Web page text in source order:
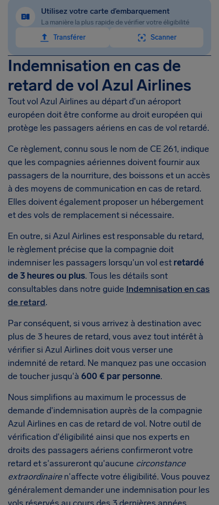
Utilisez votre carte d’embarquement
La manière la plus rapide de vérifier votre éligibilité
Transférer
Scanner
Indemnisation en cas de
retard de vol Azul Airlines
Tout vol Azul Airlines au départ d'un aéroport
européen doit être conforme au droit européen qui
protège les passagers aériens en cas de vol retardé.
Ce règlement, connu sous le nom de CE 261, indique
que les compagnies aériennes doivent fournir aux
passagers de la nourriture, des boissons et un accès
à des moyens de communication en cas de retard.
Elles doivent également proposer un hébergement
et des vols de remplacement si nécessaire.
En outre, si Azul Airlines est responsable du retard,
le règlement précise que la compagnie doit
indemniser les passagers lorsqu'un vol est retardé
de 3 heures ou plus. Tous les détails sont
consultables dans notre guide Indemnisation en cas
de retard.
Par conséquent, si vous arrivez à destination avec
plus de 3 heures de retard, vous avez tout intérêt à
vérifier si Azul Airlines doit vous verser une
indemnité de retard. Ne manquez pas une occasion
de toucher jusqu'à 600 € par personne.
Nous simplifions au maximum le processus de
demande d'indemnisation auprès de la compagnie
Azul Airlines en cas de retard de vol. Notre outil de
vérification d'éligibilité ainsi que nos experts en
droits des passagers aériens confirmeront votre
retard et s'assureront qu'aucune circonstance
extraordinairen'affecte votre éligibilité. Vous pouvez
généralement demander une indemnisation pour les